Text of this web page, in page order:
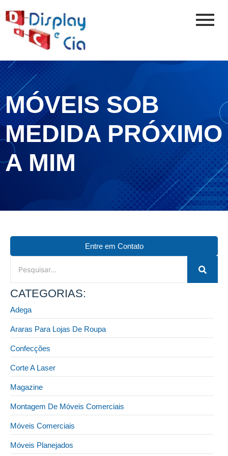
MÓVEIS SOB
MEDIDA PRÓXIMO
A MIM
Entre em Contato
CATEGORIAS:
Adega
Araras Para Lojas De Roupa
Confecções
Corte A Laser
Magazine
Montagem De Móveis Comerciais
Móveis Comerciais
Móveis Planejados